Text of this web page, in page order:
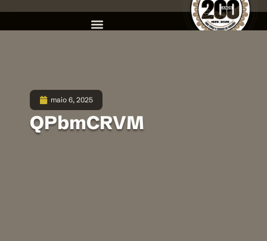
maio 6, 2025
QPbmCRVM